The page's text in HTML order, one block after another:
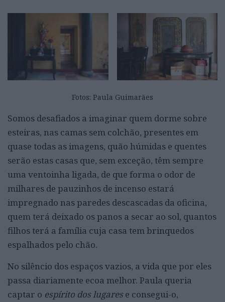
Fotos: Paula Guimarães
Somos desafiados a imaginar quem dorme sobre
esteiras, nas camas sem colchão, presentes em
quase todas as imagens, quão húmidas e quentes
serão estas casas que, sem exceção, têm sempre
uma ventoinha ligada, de que forma o odor de
milhares de pauzinhos de incenso estará
impregnado nas paredes descascadas da oficina,
quem terá deixado os panos a secar ao sol, quantos
filhos terá a família cuja casa tem brinquedos
espalhados pelo chão.
No silêncio dos espaços vazios, a vida que por eles
passa diariamente ecoa melhor. Paula queria
captar o espírito dos lugares e consegui-o,